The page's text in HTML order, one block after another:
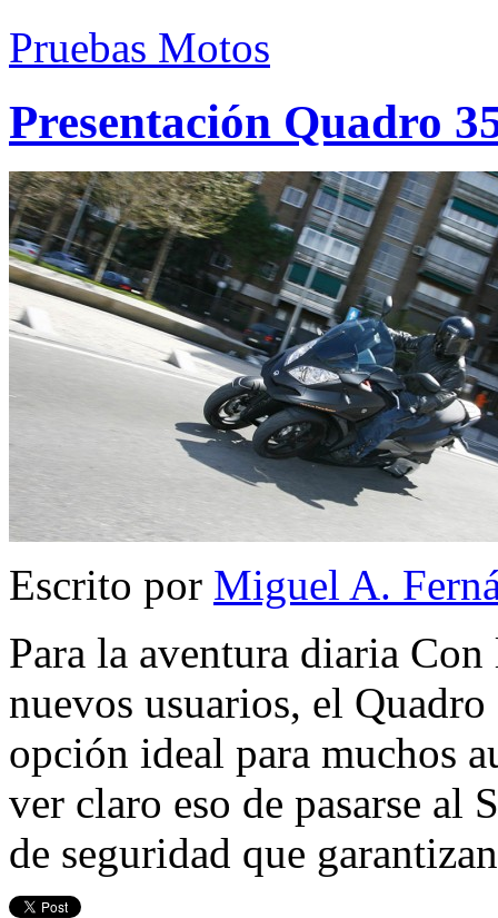
Pruebas Motos
Presentación Quadro
Escrito por Miguel A.
Para la aventura diaria
nuevos usuarios, el
opción ideal para muchos
ver claro eso de pasarse al
de seguridad que